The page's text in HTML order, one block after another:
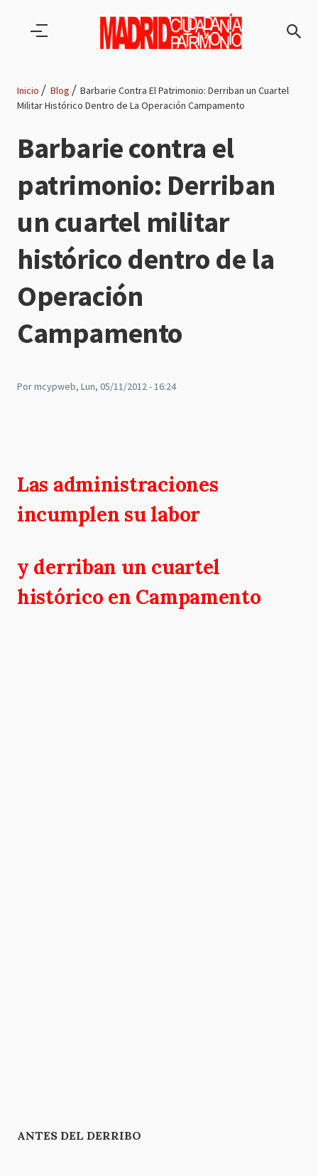
de
navegación
Inicio Blog
Barbarie Contra El Patrimonio: Derriban un Cuartel
Militar Histórico Dentro de La Operación Campamento
Barbarie contra el
patrimonio: Derriban
un cuartel militar
histórico dentro de la
Operación
Campamento
Pormcypweb, Lun, 05/11/2012 - 16:24
Las administraciones
incumplen su labor
y derriban un cuartel
histórico en Campamento
ANTES DEL DERRIBO